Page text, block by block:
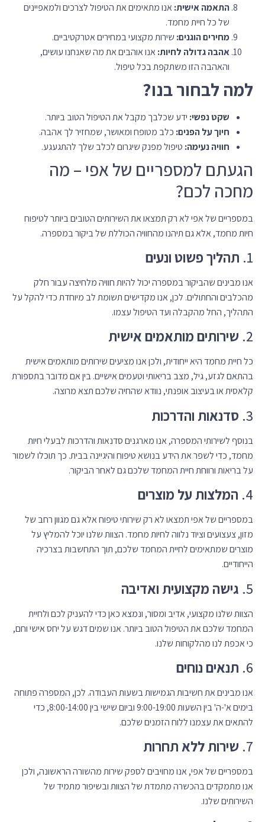
התאמה אישית:אנו מתאימים את הטיפול לצרכים ולמאפיינים
של כל חיית מחמד.
מחירים הוגנים:שירות מקצועי במחירים אטרקטיביים.
אהבה גדולה לחיות:אנו אוהבים את מה שאנחנו עושים,
והאהבה הזו משתקפת בכל טיפול.
למה לבחור בנו?
שקט נפשי:ידע שכלבך מקבל את הטיפול הטוב ביותר.
חיוך על הפנים:כלב מטופח ומאושר, שמחזיר לך אהבה.
חוויה נעימה:טיפול מפנק שיגרום לכלב שלך להתגעגע.
הגעתם למספריים של אפי – מה
מחכה לכם?
במספריים של אפי לא רק תמצאו את השירותים הטובים ביותר לטיפוח
חיות מחמד, אלא גם תיהנו מהחוויה הכוללת של ביקור במספרה.
תהליך פשוט ונעים
אנו מבינים שהביקור במספרה יכול להיות חוויה מלחיצה עבור חלק
מהכלבים והחתולים. לכן, אנו מקדישים תשומת לב מיוחדת כדי להקל על
התהליך, החל מהקבלה ועד הטיפול עצמו.
שירותים מותאמים אישית
כל חיית מחמד היא ייחודית, ולכן אנו מציעים שירותים מותאמים אישית
בהתאם לגזע, גיל, מצב בריאותי וטעמים אישיים. בין אם מדובר בתספורת
קלאסית או בעיצוב אופנתי, נוודא שהחיה שלכם תצא מרוצה.
סדנאות והדרכות
בנוסף לשירותי המספרה, אנו מארגנים סדנאות והדרכות לבעלי חיות
מחמד, כדי לשפר את הידע בנושא טיפוח והיגיינה בבית. כך תוכלו לשמור
על בריאות ורווחת חיית המחמד שלכם גם לאחר הביקור.
המלצות על מוצרים
במספריים של אפי תמצאו לא רק שירותי טיפוח אלא גם מגוון רחב של
מזון, צעצועים וציוד נלווה לחיות מחמד. הצוות שלנו יוכל להמליץ על
מוצרים שמתאימים לחיית המחמד שלכם, תוך התחשבות בצרכיה
הייחודיים.
גישה מקצועית ואדיבה
הצוות שלנו מקצועי, אדיב ומסור, ונמצא כאן כדי להעניק לכם ולחיית
המחמד שלכם את הטיפול הטוב ביותר. אנו שמים דגש על יחס אישי וחם,
כי אכפת לנו מהלקוחות שלנו.
תנאים נוחים
אנו מבינים את חשיבות הגמישות בשעות העבודה. לכן, המספרה פתוחה
בימים א'-ה' בין השעות 9:00-19:00 וביום שישי בין 8:00-14:00, כדי
להתאים את עצמנו ללוח הזמנים שלכם.
שירות ללא תחרות
במספריים של אפי, אנו מחויבים לספק שירות מהשורה הראשונה, ולכן
אנו מתמקדים בהכשרה מתמדת של הצוות ובשיפור מתמיד של
השירותים שלנו.